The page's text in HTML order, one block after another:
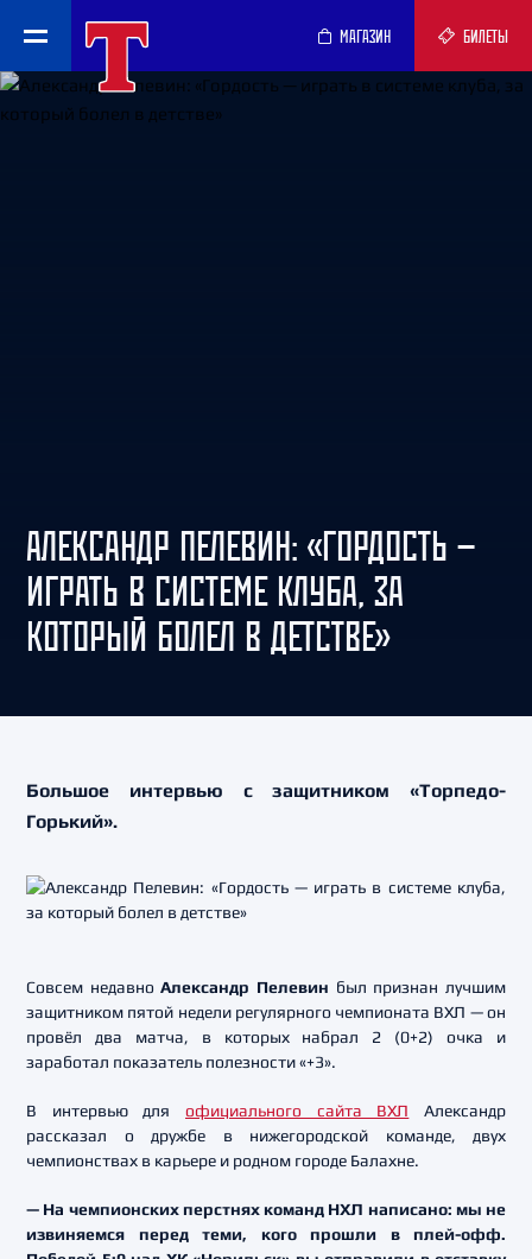
МАГАЗИН БИЛЕТЫ
АЛЕКСАНДР ПЕЛЕВИН: «ГОРДОСТЬ —
ИГРАТЬ В СИСТЕМЕ КЛУБА, ЗА
КОТОРЫЙ БОЛЕЛ В ДЕТСТВЕ»
Большое интервью с защитником «Торпедо-
Горький».
Совсем недавноАлександр Пелевин был признан лучшим
защитником пятой недели регулярного чемпионата ВХЛ — он
провёл два матча, в которых набрал 2 (0+2) очка и
заработал показатель полезности «+3».
В интервью для официального сайта ВХЛ Александр
рассказал о дружбе в нижегородской команде, двух
чемпионствах в карьере и родном городе Балахне.
— На чемпионских перстнях команд НХЛ написано: мы не
извиняемся перед теми, кого прошли в плей-офф.